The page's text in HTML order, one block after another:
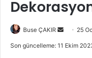
Buse ÇAKIR
Bir
25
Son güncelleme: 11 Ekim